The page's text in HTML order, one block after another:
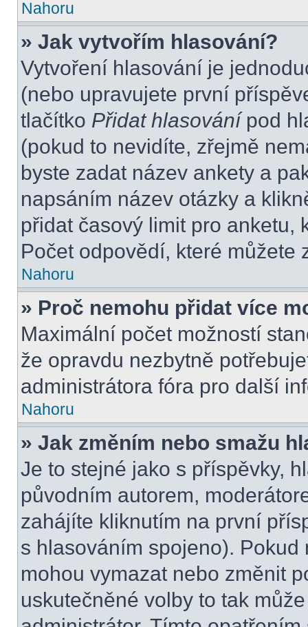
Nahoru
» Jak vytvořím hlasování?
Vytvoření hlasování je
(nebo upravujete první
tlačítko Přidat hlasovánípod
(pokud to nevidíte, zřejmě
byste zadat název ankety a
napsáním název otázky a
přidat časový limit pro anketu,
Počet odpovědí, které můžete
Nahoru
» Proč nemohu přidat více
Maximální počet možností
že opravdu nezbytně
administrátora fóra pro další
Nahoru
» Jak změním nebo smažu
Je to stejné jako s příspěvky,
původním autorem,
zahájíte kliknutím na první
s hlasováním spojeno).
mohou vymazat nebo změnit
uskutečněné volby to tak